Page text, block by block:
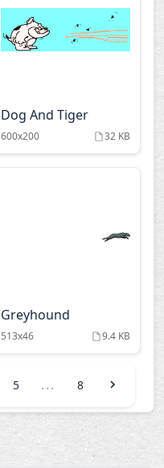
Dog And Tiger
600x200 32 KB
Greyhound
513x46 9.4 KB
5 ... 8